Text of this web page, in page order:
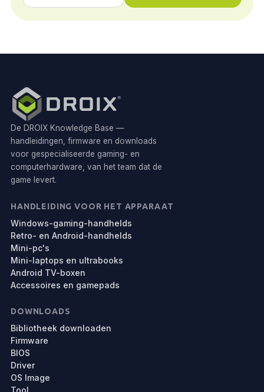
De DROIX Knowledge Base —
handleidingen, firmware en downloads
voor gespecialiseerde gaming- en
computerhardware, van het team dat de
game levert.
HANDLEIDING VOOR HET APPARAAT
Windows-gaming-handhelds
Retro- en Android-handhelds
Mini-pc's
Mini-laptops en ultrabooks
Android TV-boxen
Accessoires en gamepads
DOWNLOADS
Bibliotheek downloaden
Firmware
BIOS
Driver
OS Image
Tool